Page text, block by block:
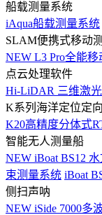
船载测量系统
iAqua船载测量系统
SLAM便携式移动
NEW L3 Pro全能
点云处理软件
Hi-LiDAR 三维激
K系列海洋定位定
K20高精度分体式
智能无人测量船
NEW iBoat BS12
束测量系统 iBoat
侧扫声呐
NEW iSide 7000多